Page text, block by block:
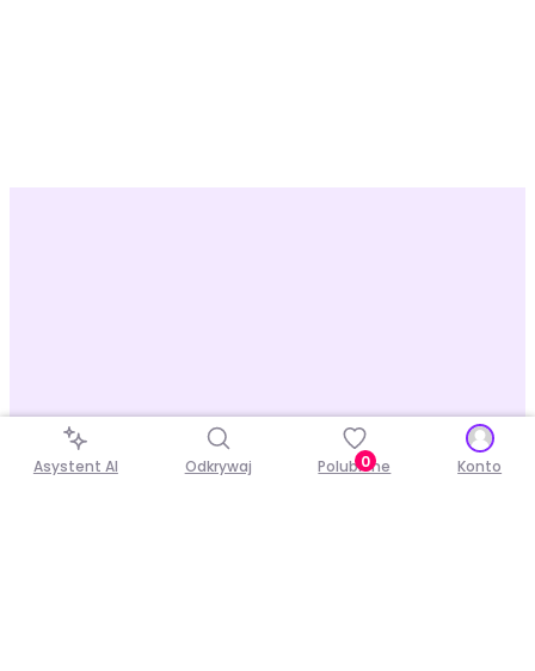
Asystent AI Odkrywaj Polubione
0 Konto